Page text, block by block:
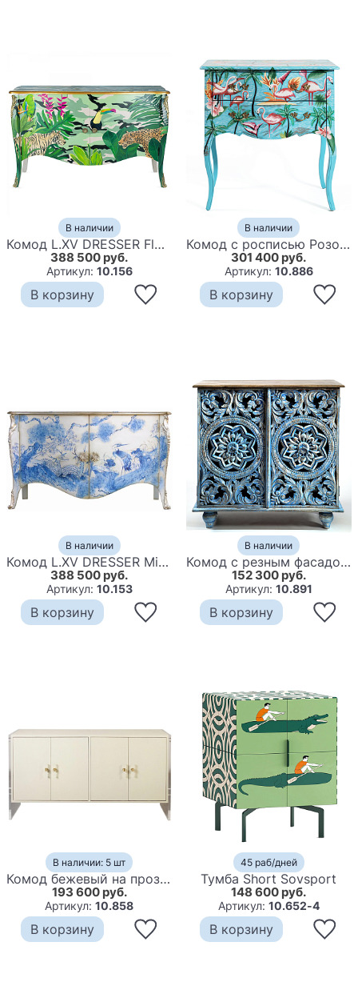
В наличии
Комод L.XV DRESSER Flowers Jungle
388 500 руб.
Артикул: 10.156
В корзину
В наличии
Комод с росписью Розовый фламинго L.XV CHEST OF DRAWERS Flowers with Flamingo
301 400 руб.
Артикул: 10.886
В корзину
В наличии
Комод L.XV DRESSER Ming
388 500 руб.
Артикул: 10.153
В корзину
В наличии
Комод с резным фасадом Blue Carved Chest of Drawers
152 300 руб.
Артикул: 10.891
В корзину
В наличии: 5 шт
Комод бежевый на прозрачных боковых ножках Stingray Beige Dresser
193 600 руб.
Артикул:10.858
В корзину
45 раб/дней
Тумба Short Sovsport
148 600 руб.
Артикул: 10.652-4
В корзину